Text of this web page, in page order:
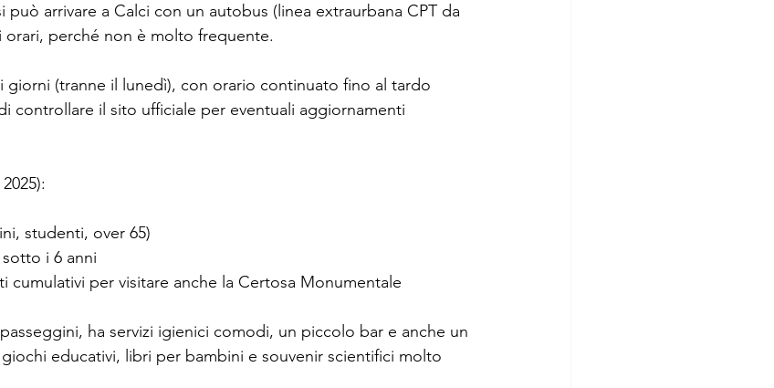
può arrivare a Calci con un autobus (linea extraurbana CPT da
orari, perché non è molto frequente.
(tranne il lunedì), con orario continuato fino al tardo
controllare il sito ufficiale per eventuali aggiornamenti
studenti, over 65)
i 6 anni
cumulativi per visitare anche la Certosa Monumentale
ha servizi igienici comodi, un piccolo bar e anche un
educativi, libri per bambini e souvenir scientifici molto